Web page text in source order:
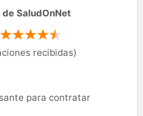
SaludOnNet
recibidas)
para contratar